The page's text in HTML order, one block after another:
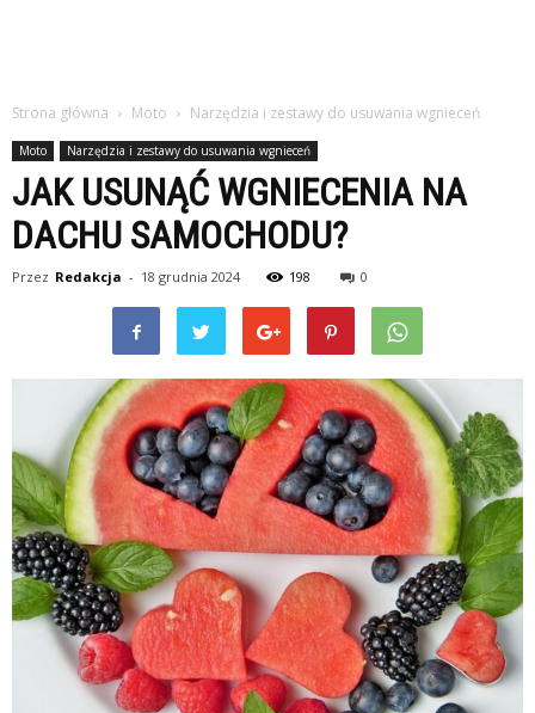
Strona główna Moto Narzędzia i zestawy do usuwania wgnieceń
Moto Narzędzia i zestawy do usuwania wgnieceń
JAK USUNĄĆ WGNIECENIA NA
DACHU SAMOCHODU?
Przez Redakcja - 18 grudnia 2024 198 0